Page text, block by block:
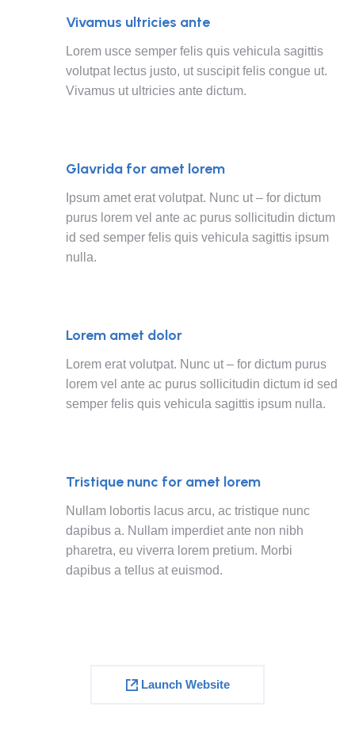
Vivamus ultricies ante
Lorem usce semper felis quis vehicula sagittis
volutpat lectus justo, ut suscipit felis congue ut.
Vivamus ut ultricies ante dictum.
Glavrida for amet lorem
Ipsum amet erat volutpat. Nunc ut – for dictum
purus lorem vel ante ac purus sollicitudin dictum
id sed semper felis quis vehicula sagittis ipsum
nulla.
Lorem amet dolor
Lorem erat volutpat. Nunc ut – for dictum purus
lorem vel ante ac purus sollicitudin dictum id sed
semper felis quis vehicula sagittis ipsum nulla.
Tristique nunc for amet lorem
Nullam lobortis lacus arcu, ac tristique nunc
dapibus a. Nullam imperdiet ante non nibh
pharetra, eu viverra lorem pretium. Morbi
dapibus a tellus at euismod.
Launch Website